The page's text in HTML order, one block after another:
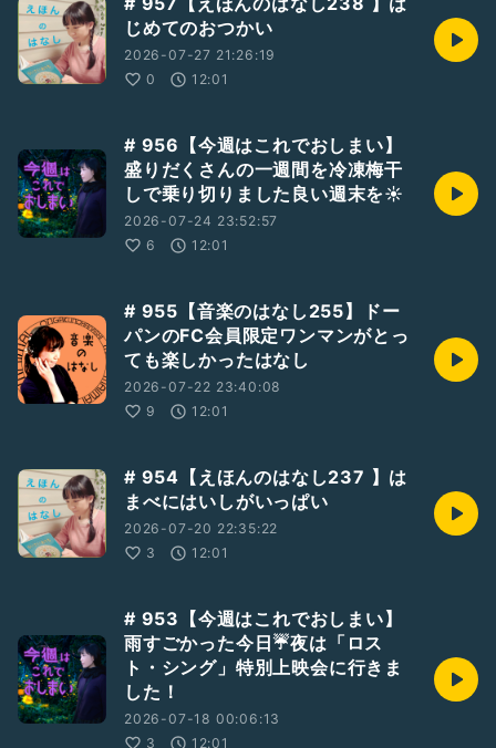
じめてのおつかい
2026-07-27 21:26:19
0
12:01
# 956【今週はこれでおしまい】
盛りだくさんの一週間を冷凍梅干
しで乗り切りました良い週末を☀️
2026-07-24 23:52:57
6
12:01
# 955【音楽のはなし255】ドー
パンのFC会員限定ワンマンがとっ
ても楽しかったはなし
2026-07-22 23:40:08
9
12:01
# 954【えほんのはなし237 】は
まべにはいしがいっぱい
2026-07-20 22:35:22
3
12:01
# 953【今週はこれでおしまい】
雨すごかった今日☔夜は「ロス
ト・シング」特別上映会に行きま
した！
2026-07-18 00:06:13
3
12:01